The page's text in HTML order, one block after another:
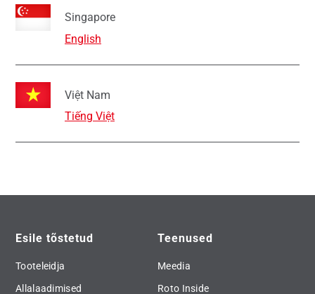
Singapore
English
Việt Nam
Tiếng Việt
Esile tõstetud
Tooteleidja
Allalaadimised
Teenused
Meedia
Roto Inside